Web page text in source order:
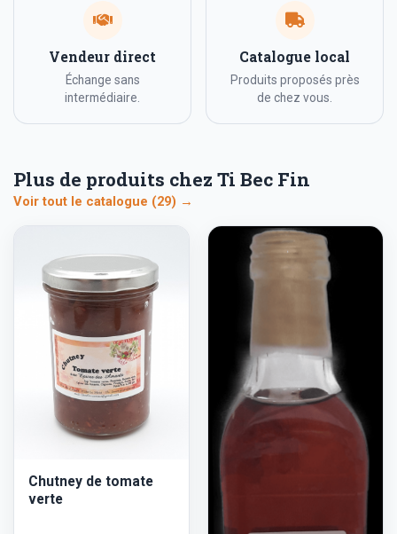
Vendeur direct
Échange sans
intermédiaire.
Catalogue local
Produits proposés près
de chez vous.
Plus de produits chez Ti Bec Fin
Voir tout le catalogue (29) →
Chutney de tomate
verte